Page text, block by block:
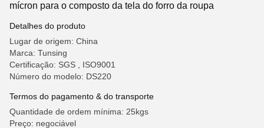
mícron para o composto da tela do forro da roupa
Detalhes do produto
Lugar de origem: China
Marca: Tunsing
Certificação: SGS , ISO9001
Número do modelo: DS220
Termos do pagamento & do transporte
Quantidade de ordem mínima: 25kgs
Preço: negociável